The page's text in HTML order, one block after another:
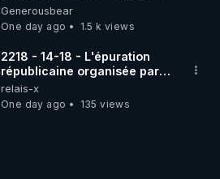
série, missiles coréens.
07.08.2026.
Generousbear
One day ago
1.5 k views
2218 - 14-18 - L'épuration
républicaine organisée par
les frères de la truelle
relais-x
One day ago
135 views